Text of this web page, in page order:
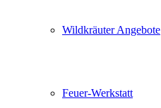
Wildkräuter Angebote
Feuer-Werkstatt